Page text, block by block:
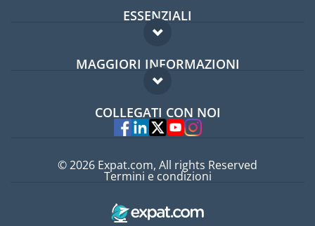
ESSENZIALI
Forum per expat
Guida per expat
MAGGIORI INFORMAZIONI
Domande frequenti
Esperti
COLLEGATI CON NOI
© 2026 Expat.com, All rights Reserved
Termini e condizioni